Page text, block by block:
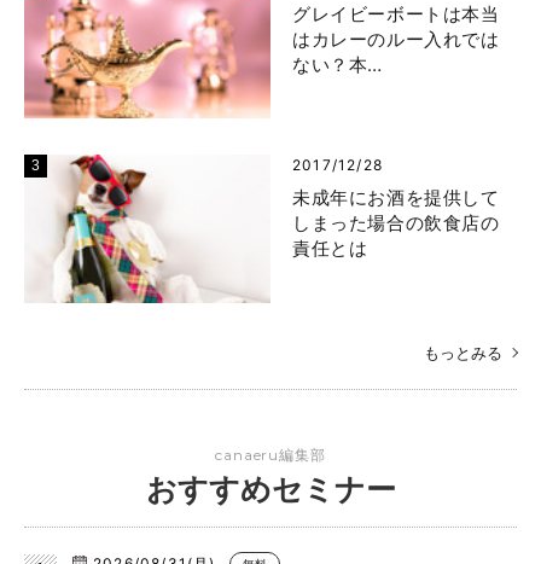
グレイビーボートは本当
はカレーのルー入れでは
ない？本…
2017/12/28
未成年にお酒を提供して
しまった場合の飲食店の
責任とは
もっとみる
canaeru編集部
おすすめセミナー